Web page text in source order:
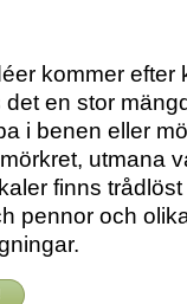
kommer efter
en stor
i benen eller
utmana
finns
pennor och